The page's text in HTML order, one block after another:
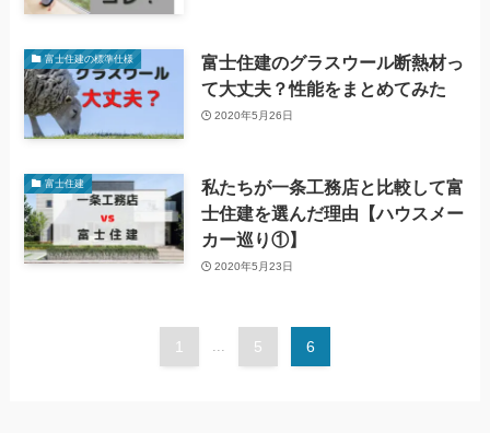
富士住建の標準仕様
富士住建のグラスウール断熱材っ
て大丈夫？性能をまとめてみた
2020年5月26日
富士住建
私たちが一条工務店と比較して富
士住建を選んだ理由【ハウスメー
カー巡り①】
2020年5月23日
1 5 6